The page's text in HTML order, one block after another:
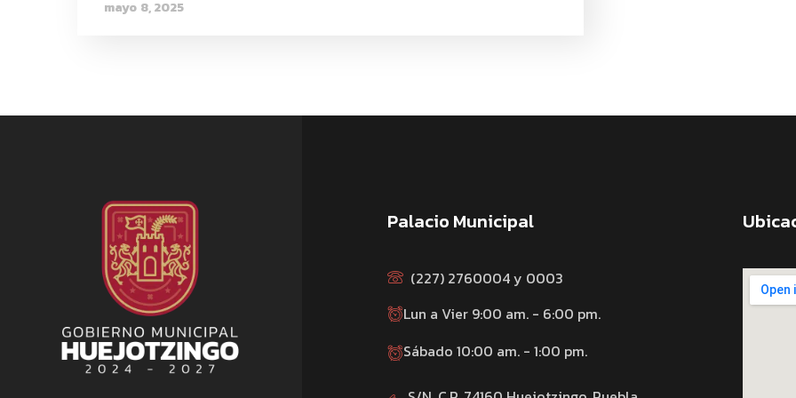
mayo 8, 2025
Palacio Municipal
(227) 2760004 y 0003
Lun a Vier 9:00 am. - 6:00 pm.
Sábado 10:00 am. - 1:00 pm.